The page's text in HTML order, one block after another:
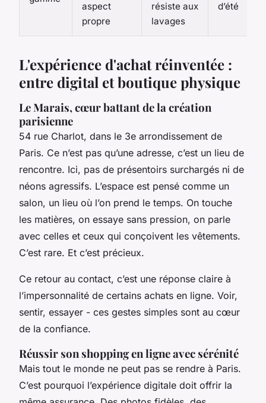
aspect
propre
résiste aux
lavages
d’été
L'expérience d'achat réinventée :
entre digital et boutique physique
Le Marais, cœur battant de la création
parisienne
54 rue Charlot, dans le 3e arrondissement de
Paris. Ce n’est pas qu’une adresse, c’est un lieu de
rencontre. Ici, pas de présentoirs surchargés ni de
néons agressifs. L’espace est pensé comme un
salon, un lieu où l’on prend le temps. On touche
les matières, on essaye sans pression, on parle
avec celles et ceux qui conçoivent les vêtements.
C’est rare. Et c’est précieux.
Ce retour au contact, c’est une réponse claire à
l’impersonnalité de certains achats en ligne. Voir,
sentir, essayer - ces gestes simples sont au cœur
de la confiance.
Réussir son shopping en ligne avec sérénité
Mais tout le monde ne peut pas se rendre à Paris.
C’est pourquoi l’expérience digitale doit offrir la